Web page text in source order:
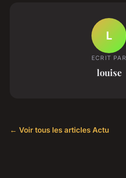
L
ECRIT PAR
louise
← Voir tous les articles Actu